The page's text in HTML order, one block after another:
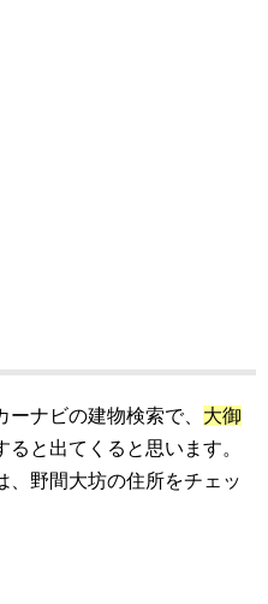
ナビの建物検索で、 大御
ると出てくると思います。
、野間大坊の住所をチェッ